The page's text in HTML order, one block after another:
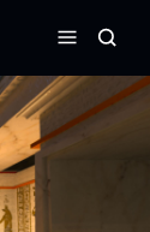
Menu